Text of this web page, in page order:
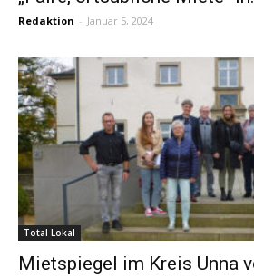
Redaktion - Januar 5, 2024
Total Lokal
Mietspiegel im Kreis Unna